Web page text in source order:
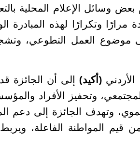
بعض وسائل الإعلام المحلية
مرارًا وتكرارًا لهذه المبادرة
موضوع العمل التطوعي،
(أكيد)إلى أن الجائزة قد
وتحفيز الأفراد
وتهدف الجائزة إلى دعم
من قيم المواطنة الفاعلة،